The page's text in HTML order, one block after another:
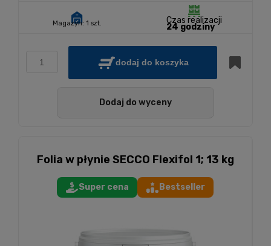
Magazyn: 1 szt. Czas realizacji
24 godziny
dodaj do koszyka
Dodaj do wyceny
Folia w płynie SECCO Flexifol 1; 13 kg
Super cena Bestseller